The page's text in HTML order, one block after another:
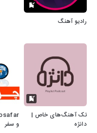
رادیو آهنگ
تک آهنگ‌های خاص |
دانژه
و سفر